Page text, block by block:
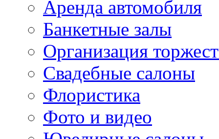
Аренда автомобиля
Банкетные залы
Организация
Свадебные салоны
Флористика
Фото и видео